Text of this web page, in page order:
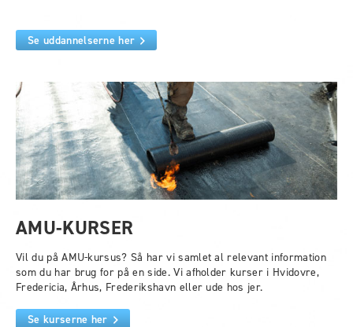
Se uddannelserne her
AMU-KURSER
Vil du på AMU-kursus? Så har vi samlet al relevant information
som du har brug for på en side. Vi afholder kurser i Hvidovre,
Fredericia, Århus, Frederikshavn eller ude hos jer.
Se kurserne her